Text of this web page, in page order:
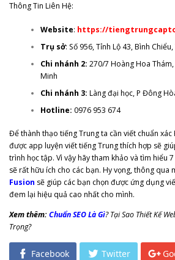
Thông Tin Liên Hệ:
Website: https://
Trụ sở: Số 956, Tỉnh Lộ 43, Bình
Chi nhánh 2: 270/7 Hoàng Hoa
Minh
Chi nhánh 3: Làng đại học, P Đông
Hotline: 0976 953 674
Để thành thạo tiếng Trung ta cần viết chuẩn
được app luyện viết tiếng Trung thích hợp sẽ
trình học tập. Vì vậy hãy tham khảo và tìm hiểu 7
sẽ rất hữu ích cho các bạn. Hy vọng, thông qua
Fusion sẽ giúp các bạn chọn được ứng dụng
đem lại hiệu quả cao nhất cho mình.
Xem thêm:Chuẩn SEO Là Gì? Tại Sao Thiết Kế
Trọng?
Facebook Twitter